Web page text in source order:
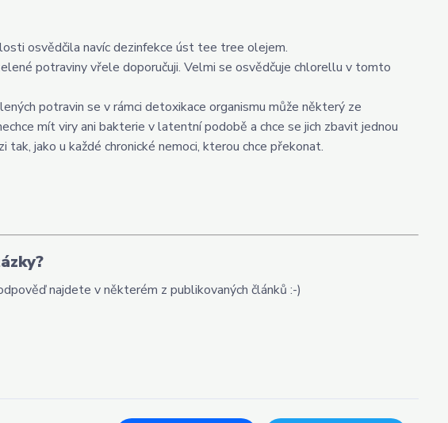
osvědčila navíc dezinfekce úst tee tree olejem.
potraviny vřele doporučuji. Velmi se osvědčuje chlorellu v tomto
potravin se v rámci detoxikace organismu může některý ze
mít viry ani bakterie v latentní podobě a chce se jich zbavit jednou
jako u každé chronické nemoci, kterou chce překonat.
najdete v některém z publikovaných článků :-)